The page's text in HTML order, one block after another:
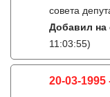
совета
Добавил на
11:03:55)
20-03-1995